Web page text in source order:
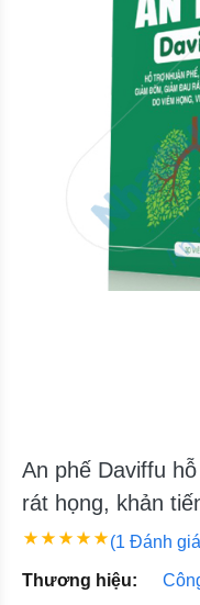
An phế Daviffu
rát họng, khản
(1 Đánh
Thương hiệu: